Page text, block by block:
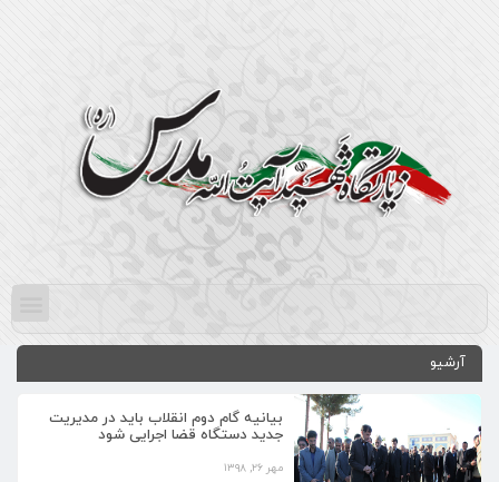
آرشیو
بیانیه گام دوم انقلاب باید در مدیریت
جدید دستگاه قضا اجرایی شود
مهر ۲۶, ۱۳۹۸